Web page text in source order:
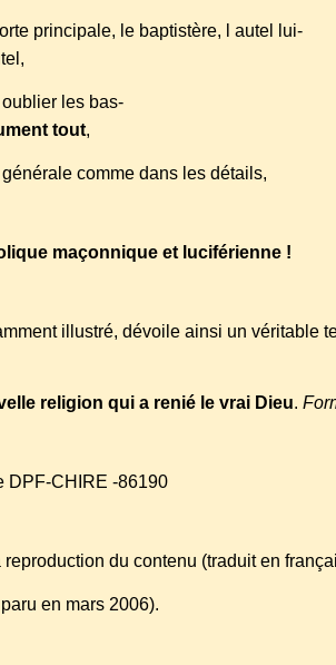
principale, le baptistère, l autel lui-
les bas-
tout,
comme dans les détails,
maçonnique et luciférienne !
illustré, dévoile ainsi un véritable
religion qui a renié le vrai Dieu.
DPF-CHIRE -86190
reproduction du contenu (traduit en
en mars 2006).